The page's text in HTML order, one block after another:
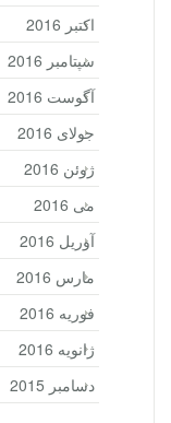
اکتبر 2016
سپتامبر 2016
آگوست 2016
جولای 2016
ژوئن 2016
می 2016
آوریل 2016
مارس 2016
فوریه 2016
ژانویه 2016
دسامبر 2015